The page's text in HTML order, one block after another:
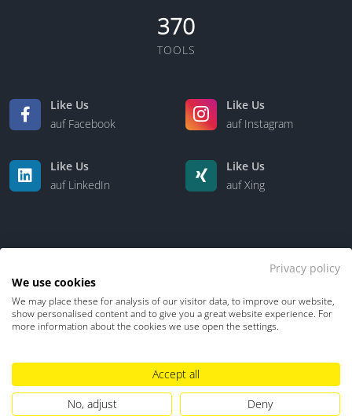
370
TOOLS
Like Us
auf Facebook
Like Us
auf Instagram
Like Us
auf LinkedIn
Like Us
auf Xing
Kontakt Über uns
Impressum
Hinweisgebersystem
Umgang mit KI
Privacy policy
We use cookies
We may place these for analysis of our visitor data, to improve our website,
show personalised content and to give you a great website experience. For
more information about the cookies we use open the settings.
Accept all
No, adjust
Deny